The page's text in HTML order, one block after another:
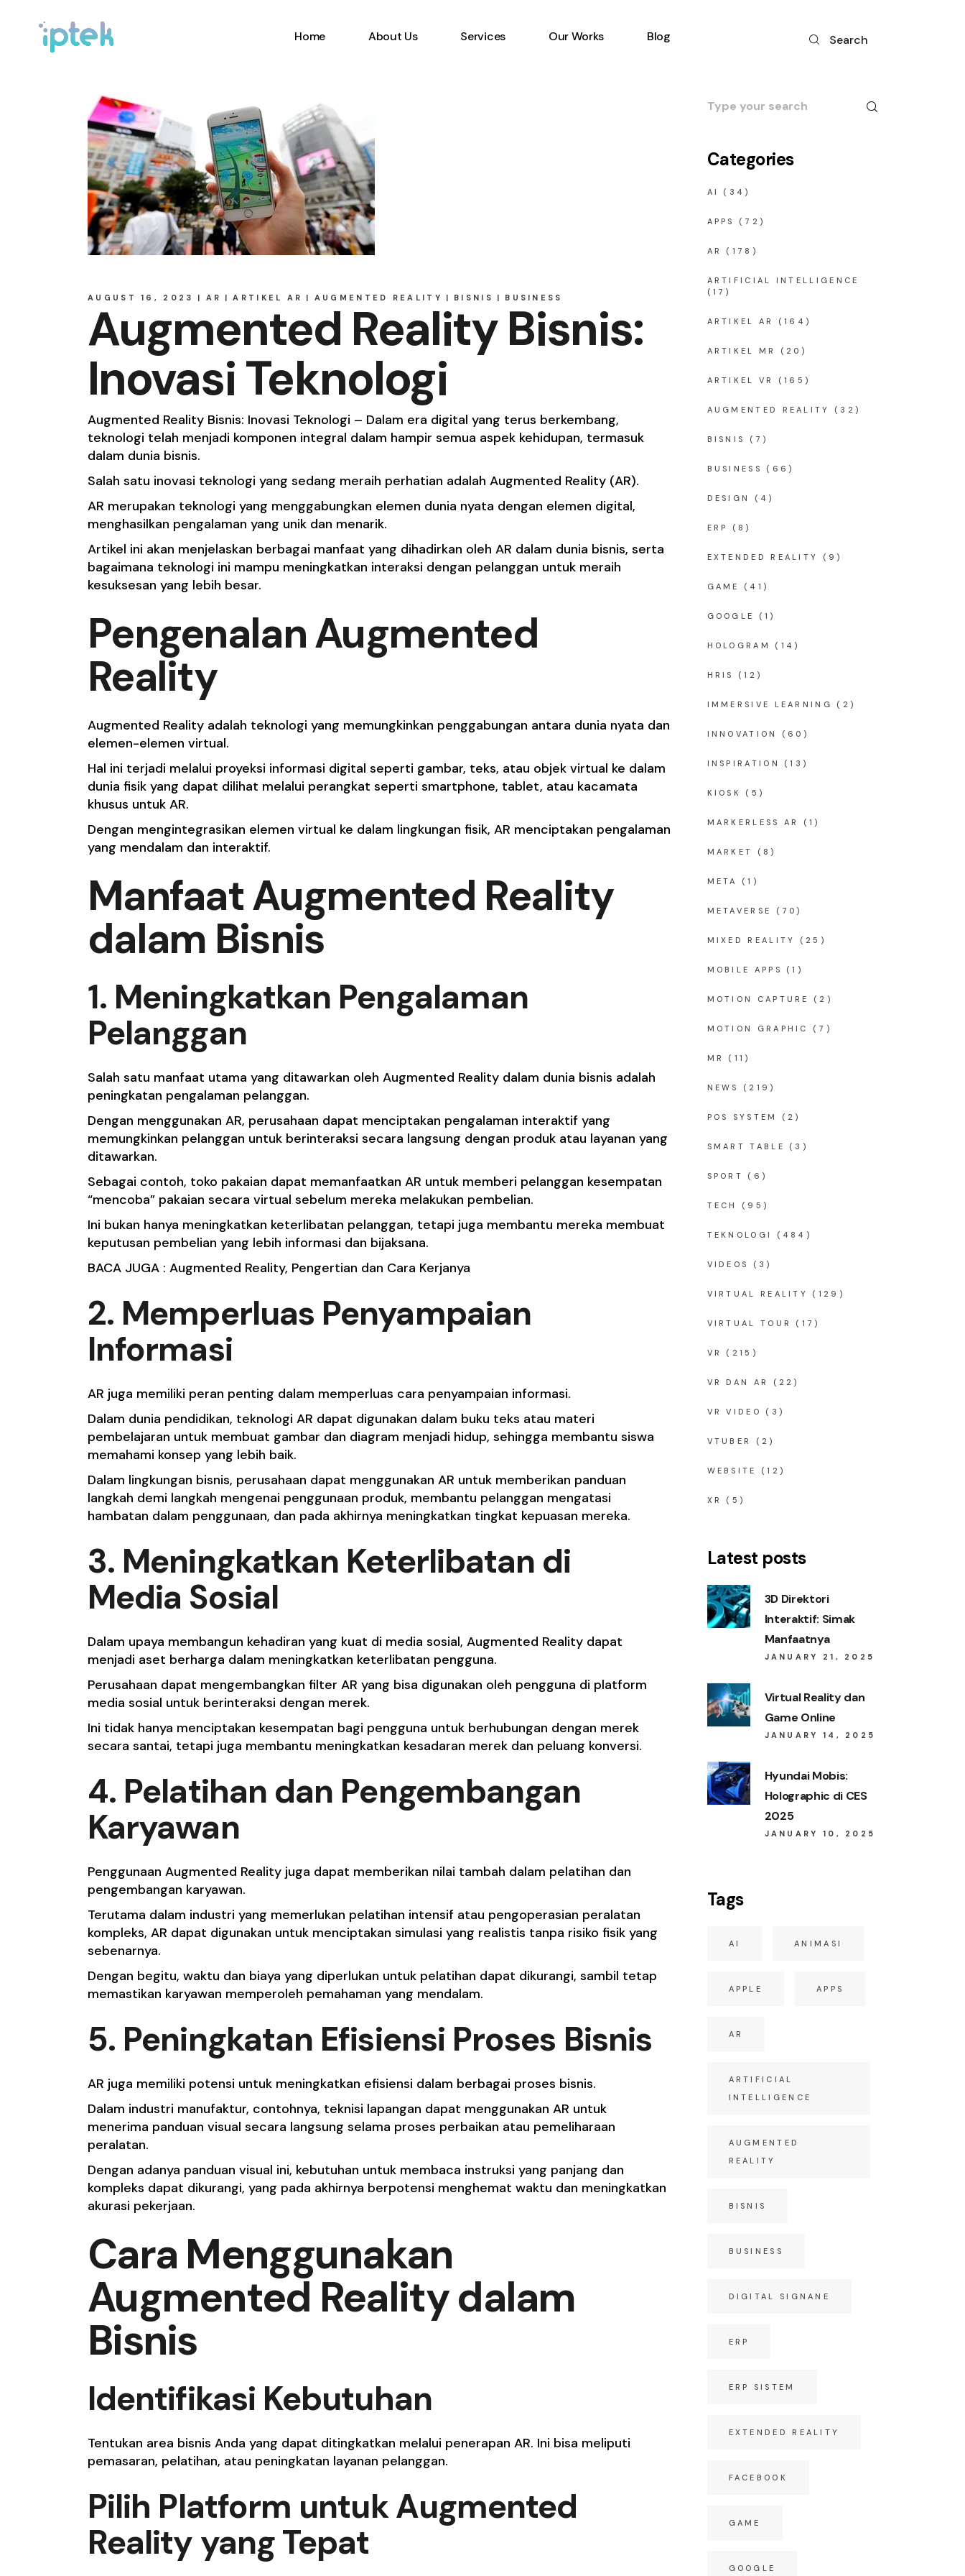
Home About Us Services Our Works Blog Search
AUGUST 16, 2023 AR ARTIKEL AR AUGMENTED REALITY BISNIS BUSINESS
Augmented Reality Bisnis:
Inovasi Teknologi
Augmented Reality Bisnis: Inovasi Teknologi – Dalam era digital yang terus berkembang,
teknologi telah menjadi komponen integral dalam hampir semua aspek kehidupan, termasuk
dalam dunia bisnis.
Salah satu inovasi teknologi yang sedang meraih perhatian adalah Augmented Reality (AR).
AR merupakan teknologi yang menggabungkan elemen dunia nyata dengan elemen digital,
menghasilkan pengalaman yang unik dan menarik.
Artikel ini akan menjelaskan berbagai manfaat yang dihadirkan oleh AR dalam dunia bisnis, serta
bagaimana teknologi ini mampu meningkatkan interaksi dengan pelanggan untuk meraih
kesuksesan yang lebih besar.
Pengenalan Augmented
Reality
Augmented Reality adalah teknologi yang memungkinkan penggabungan antara dunia nyata dan
elemen-elemen virtual.
Hal ini terjadi melalui proyeksi informasi digital seperti gambar, teks, atau objek virtual ke dalam
dunia fisik yang dapat dilihat melalui perangkat seperti smartphone, tablet, atau kacamata
khusus untuk AR.
Dengan mengintegrasikan elemen virtual ke dalam lingkungan fisik, AR menciptakan pengalaman
yang mendalam dan interaktif.
Manfaat Augmented Reality
dalam Bisnis
1. Meningkatkan Pengalaman
Pelanggan
Salah satu manfaat utama yang ditawarkan oleh Augmented Reality dalam dunia bisnis adalah
peningkatan pengalaman pelanggan.
Dengan menggunakan AR, perusahaan dapat menciptakan pengalaman interaktif yang
memungkinkan pelanggan untuk berinteraksi secara langsung dengan produk atau layanan yang
ditawarkan.
Sebagai contoh, toko pakaian dapat memanfaatkan AR untuk memberi pelanggan kesempatan
“mencoba” pakaian secara virtual sebelum mereka melakukan pembelian.
Ini bukan hanya meningkatkan keterlibatan pelanggan, tetapi juga membantu mereka membuat
keputusan pembelian yang lebih informasi dan bijaksana.
BACA JUGA : Augmented Reality, Pengertian dan Cara Kerjanya
2. Memperluas Penyampaian
Informasi
AR juga memiliki peran penting dalam memperluas cara penyampaian informasi.
Dalam dunia pendidikan, teknologi AR dapat digunakan dalam buku teks atau materi
pembelajaran untuk membuat gambar dan diagram menjadi hidup, sehingga membantu siswa
memahami konsep yang lebih baik.
Dalam lingkungan bisnis, perusahaan dapat menggunakan AR untuk memberikan panduan
langkah demi langkah mengenai penggunaan produk, membantu pelanggan mengatasi
hambatan dalam penggunaan, dan pada akhirnya meningkatkan tingkat kepuasan mereka.
3. Meningkatkan Keterlibatan di
Media Sosial
Dalam upaya membangun kehadiran yang kuat di media sosial, Augmented Reality dapat
menjadi aset berharga dalam meningkatkan keterlibatan pengguna.
Perusahaan dapat mengembangkan filter AR yang bisa digunakan oleh pengguna di platform
media sosial untuk berinteraksi dengan merek.
Ini tidak hanya menciptakan kesempatan bagi pengguna untuk berhubungan dengan merek
secara santai, tetapi juga membantu meningkatkan kesadaran merek dan peluang konversi.
4. Pelatihan dan Pengembangan
Karyawan
Penggunaan Augmented Reality juga dapat memberikan nilai tambah dalam pelatihan dan
pengembangan karyawan.
Terutama dalam industri yang memerlukan pelatihan intensif atau pengoperasian peralatan
kompleks, AR dapat digunakan untuk menciptakan simulasi yang realistis tanpa risiko fisik yang
sebenarnya.
Dengan begitu, waktu dan biaya yang diperlukan untuk pelatihan dapat dikurangi, sambil tetap
memastikan karyawan memperoleh pemahaman yang mendalam.
5. Peningkatan Efisiensi Proses Bisnis
AR juga memiliki potensi untuk meningkatkan efisiensi dalam berbagai proses bisnis.
Dalam industri manufaktur, contohnya, teknisi lapangan dapat menggunakan AR untuk
menerima panduan visual secara langsung selama proses perbaikan atau pemeliharaan
peralatan.
Dengan adanya panduan visual ini, kebutuhan untuk membaca instruksi yang panjang dan
kompleks dapat dikurangi, yang pada akhirnya berpotensi menghemat waktu dan meningkatkan
akurasi pekerjaan.
Cara Menggunakan
Augmented Reality dalam
Bisnis
Identifikasi Kebutuhan
Tentukan area bisnis Anda yang dapat ditingkatkan melalui penerapan AR. Ini bisa meliputi
pemasaran, pelatihan, atau peningkatan layanan pelanggan.
Pilih Platform untuk Augmented
Reality yang Tepat
Search
for:
Categories
AI (34)
APPS (72)
AR (178)
ARTIFICIAL INTELLIGENCE
(17)
ARTIKEL AR (164)
ARTIKEL MR (20)
ARTIKEL VR (165)
AUGMENTED REALITY (32)
BISNIS (7)
BUSINESS (66)
DESIGN (4)
ERP (8)
EXTENDED REALITY (9)
GAME (41)
GOOGLE (1)
HOLOGRAM (14)
HRIS (12)
IMMERSIVE LEARNING (2)
INNOVATION (60)
INSPIRATION (13)
KIOSK (5)
MARKERLESS AR (1)
MARKET (8)
META (1)
METAVERSE (70)
MIXED REALITY (25)
MOBILE APPS (1)
MOTION CAPTURE (2)
MOTION GRAPHIC (7)
MR (11)
NEWS (219)
POS SYSTEM (2)
SMART TABLE (3)
SPORT (6)
TECH (95)
TEKNOLOGI (484)
VIDEOS (3)
VIRTUAL REALITY (129)
VIRTUAL TOUR (17)
VR (215)
VR DAN AR (22)
VR VIDEO (3)
VTUBER (2)
WEBSITE (12)
XR (5)
Latest posts
3D Direktori
Interaktif: Simak
Manfaatnya
JANUARY 21, 2025
Virtual Reality dan
Game Online
JANUARY 14, 2025
Hyundai Mobis:
Holographic di CES
2025
JANUARY 10, 2025
Tags
AI ANIMASI
APPLE APPS
AR
ARTIFICIAL
INTELLIGENCE
AUGMENTED
REALITY
BISNIS
BUSINESS
DIGITAL SIGNANE
ERP
ERP SISTEM
EXTENDED REALITY
FACEBOOK
GAME
GOOGLE